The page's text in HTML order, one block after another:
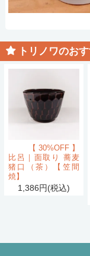
トリノワのお
【30%OFF】
比呂｜面取り 蕎麦
猪口（茶）【笠間
焼】
1,386円(税込)